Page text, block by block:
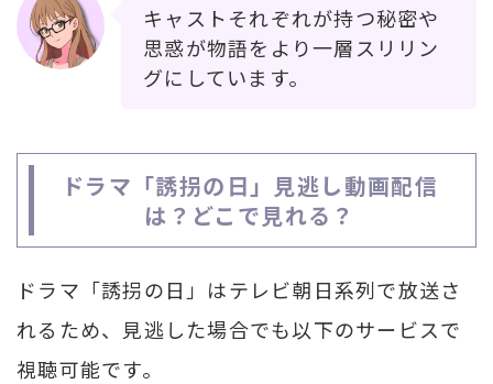
キャストそれぞれが持つ秘密や
思惑が物語をより一層スリリン
グにしています。
ドラマ「誘拐の日」見逃し動画配信
は？どこで見れる？
ドラマ「誘拐の日」はテレビ朝日系列で放送さ
れるため、見逃した場合でも以下のサービスで
視聴可能です。